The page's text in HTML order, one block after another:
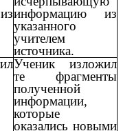
информацию из
указанного
учителем
источника.
Ученик изложил
те фрагменты
полученной
информации,
которые
оказались новыми